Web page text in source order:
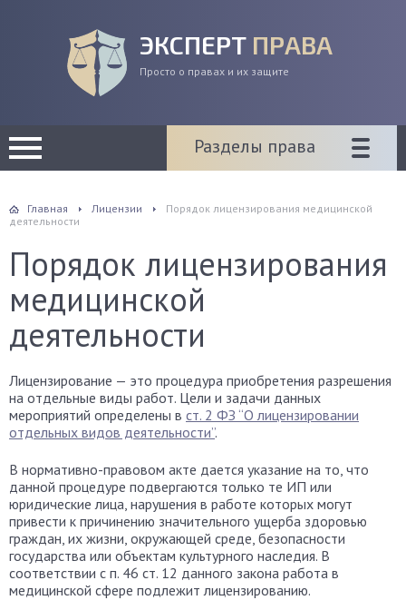
ЭКСПЕРТ ПРАВА
Просто о правах и их защите
Разделы права
Главная Лицензии
Порядок лицензирования медицинской
деятельности
Порядок лицензирования
медицинской
деятельности
Лицензирование — это процедура приобретения разрешения
на отдельные виды работ. Цели и задачи данных
мероприятий определены в ст. 2 ФЗ “О лицензировании
отдельных видов деятельности”.
В нормативно-правовом акте дается указание на то, что
данной процедуре подвергаются только те ИП или
юридические лица, нарушения в работе которых могут
привести к причинению значительного ущерба здоровью
граждан, их жизни, окружающей среде, безопасности
государства или объектам культурного наследия. В
соответствии с п. 46 ст. 12 данного закона работа в
медицинской сфере подлежит лицензированию.